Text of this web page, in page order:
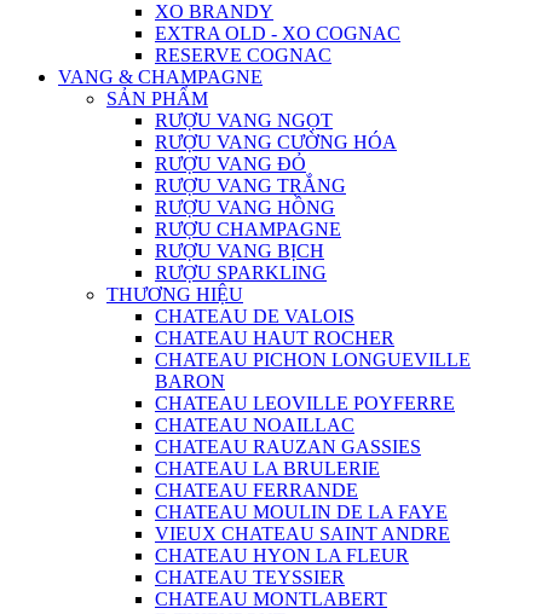
XO BRANDY
EXTRA OLD - XO COGNAC
RESERVE COGNAC
VANG & CHAMPAGNE
SẢN PHẨM
RƯỢU VANG NGỌT
RƯỢU VANG CƯỜNG HÓA
RƯỢU VANG ĐỎ
RƯỢU VANG TRẮNG
RƯỢU VANG HỒNG
RƯỢU CHAMPAGNE
RƯỢU VANG BỊCH
RƯỢU SPARKLING
THƯƠNG HIỆU
CHATEAU DE VALOIS
CHATEAU HAUT ROCHER
CHATEAU PICHON LONGUEVILLE
BARON
CHATEAU LEOVILLE POYFERRE
CHATEAU NOAILLAC
CHATEAU RAUZAN GASSIES
CHATEAU LA BRULERIE
CHATEAU FERRANDE
CHATEAU MOULIN DE LA FAYE
VIEUX CHATEAU SAINT ANDRE
CHATEAU HYON LA FLEUR
CHATEAU TEYSSIER
CHATEAU MONTLABERT